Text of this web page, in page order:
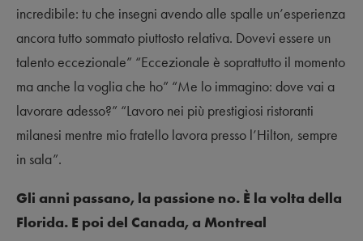
incredibile: tu che insegni avendo alle spalle un’esperienza
ancora tutto sommato piuttosto relativa. Dovevi essere un
talento eccezionale” “Eccezionale è soprattutto il momento
ma anche la voglia che ho” “Me lo immagino: dove vai a
lavorare adesso?” “Lavoro nei più prestigiosi ristoranti
milanesi mentre mio fratello lavora presso l’Hilton, sempre
in sala”.
Gli anni passano, la passione no. È la volta della
Florida. E poi del Canada, a Montreal